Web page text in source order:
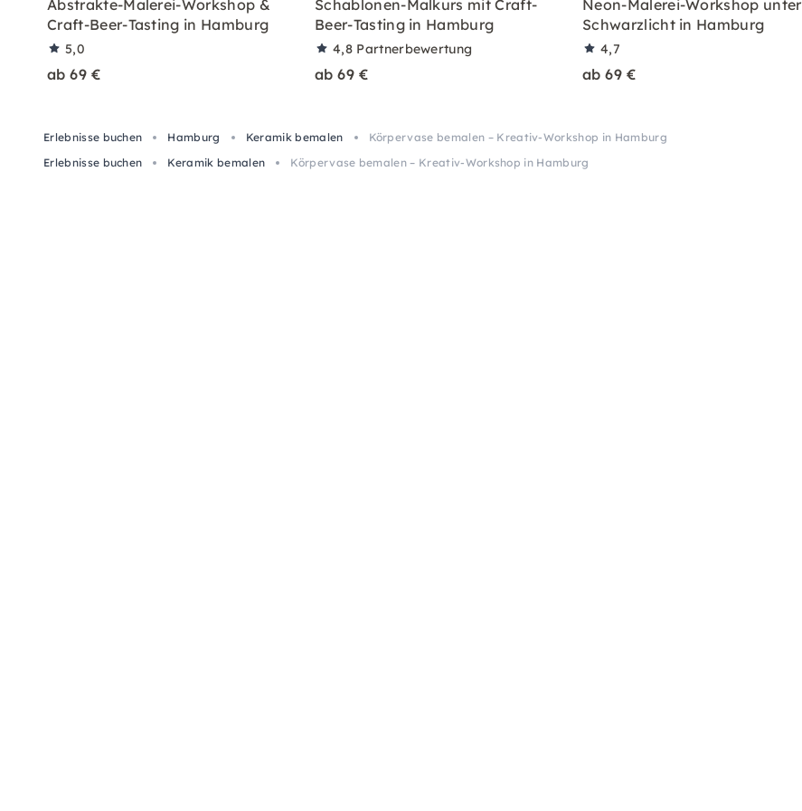
Abstrakte-Malerei-Workshop &
Craft-Beer-Tasting in Hamburg
5,0
ab 69 €
Schablonen-Malkurs mit Craft-
Beer-Tasting in Hamburg
4,8 Partnerbewertung
ab 69 €
Neon-Malerei-Workshop unter
Schwarzlicht in Hamburg
4,7
ab 69 €
Erlebnisse buchen Hamburg Keramik bemalen
Körpervase bemalen – Kreativ-Workshop in Hamburg
Erlebnisse buchen
Keramik bemalen Körpervase bemalen – Kreativ-Workshop in Hamburg